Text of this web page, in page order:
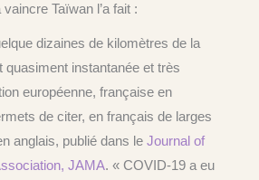
Taïwan l’a fait :
dizaines de kilomètres de la
quasiment instantanée et très
européenne, française en
de citer, en français de larges
anglais, publié dans leJournal of
JAMA. « COVID-19 a eu